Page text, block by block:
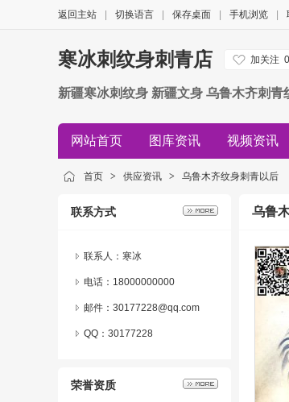
返回主站 切换语言 保存桌面 手机浏览
寒冰刺纹身刺青店 加关注 0
新疆寒冰刺纹身 新疆文身 乌鲁木齐刺
网站首页 图库资讯 视频资讯
招商资讯 新闻资讯 展会资讯
首页 > 供应资讯 > 乌鲁木齐纹身刺青以后
联系方式
联系人：寒冰
电话：18000000000
邮件：30177228@qq.com
QQ： 30177228
荣誉资质
乌鲁